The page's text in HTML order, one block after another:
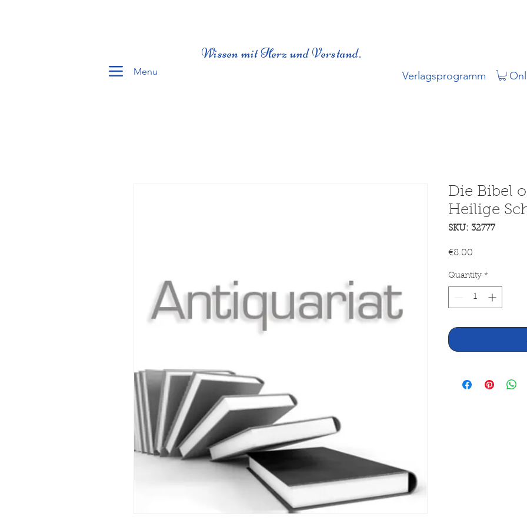
Menu
Wissen mit Herz und Verstand.
Verlagsprogramm
Die Bibel
Heilige
SKU: 32777
€8.00Price
Quantity *